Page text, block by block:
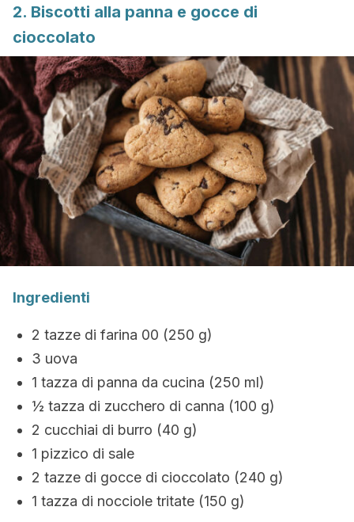
2. Biscotti alla panna e gocce di
cioccolato
Ingredienti
2 tazze di farina 00 (250 g)
3 uova
1 tazza di panna da cucina (250 ml)
½ tazza di zucchero di canna (100 g)
2 cucchiai di burro (40 g)
1 pizzico di sale
2 tazze di gocce di cioccolato (240 g)
1 tazza di nocciole tritate (150 g)